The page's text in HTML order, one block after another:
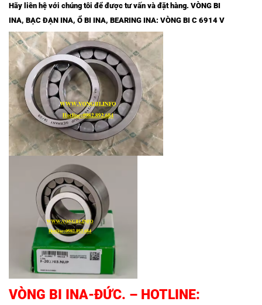
Hãy liên hệ với chúng tôi để được tư vấn và đặt hàng. VÒNG BI
INA, BẠC ĐẠN INA, Ổ BI INA, BEARING INA: VÒNG BI C 6914 V
VÒNG BI INA-ĐỨC. – HOTLINE: